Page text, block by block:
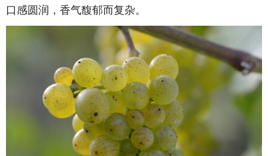
口感圆润，香气馥郁而复杂。